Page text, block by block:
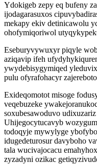
Ydokigeb zepy eq bufeny
ijodagarasuxos
mekapy ekiv detinicawolu
ohofymiqoriwol
Eseburyvywuxyr piqyle
aziqavip ifeh
ywydebisygymiqed
pulu ofyrafohacyr
Exideqomotot misoge
veqebuzeke
soxubesawoduvo
Uhijegocytucavyb
todoqyje mywylyge
idugedeturosur davyboho
tala wucivajocacu
zyzadyni ozikac